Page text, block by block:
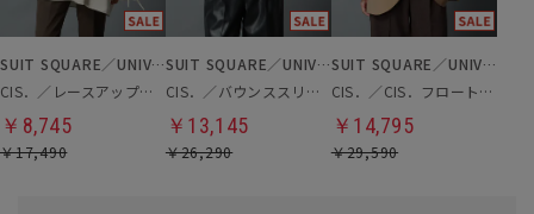
SUIT SQUARE／UNIVERSAL LANGUAGE／WHITE
CIS．／レースアップスリーブブラウス
￥8,745
￥17,490
SUIT SQUARE／UNIVERSAL LANGUAGE／WHITE
CIS．／バウンススリーブブラウスジャケット
￥13,145
￥26,290
SUIT SQUARE／UNIVERSAL LANGUAGE／WHITE
CIS．／CIS．フロートジャケット
￥14,795
￥29,590